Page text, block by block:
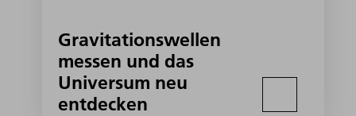
Gravitationswellen
messen und das
Universum neu
entdecken